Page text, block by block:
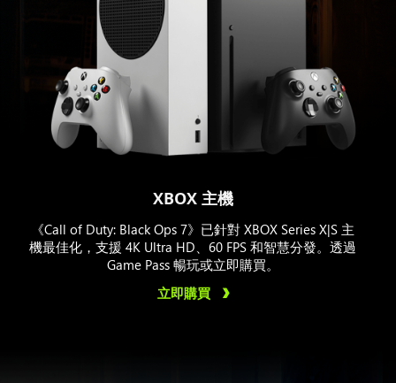
XBOX 主機
《Call of Duty: Black Ops 7》已針對 XBOX Series X|S 主
機最佳化，支援 4K Ultra HD、60 FPS 和智慧分發。透過
Game Pass 暢玩或立即購買。
立即購買